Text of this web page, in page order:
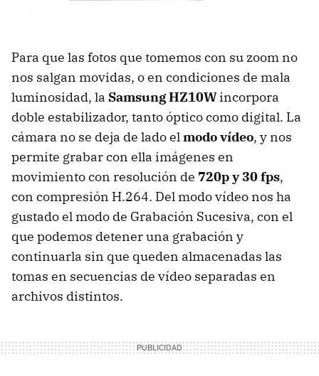
Para que las fotos que tomemos con su zoom no
nos salgan movidas, o en condiciones de mala
luminosidad, la Samsung HZ10Wincorpora
doble estabilizador, tanto óptico como digital. La
cámara no se deja de lado elmodo vídeo, y nos
permite grabar con ella imágenes en
movimiento con resolución de 720p y 30 fps,
con compresión H.264. Del modo vídeo nos ha
gustado el modo de Grabación Sucesiva, con el
que podemos detener una grabación y
continuarla sin que queden almacenadas las
tomas en secuencias de vídeo separadas en
archivos distintos.